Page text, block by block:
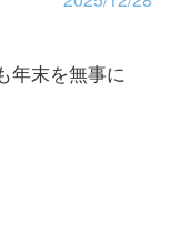
年末を無事に